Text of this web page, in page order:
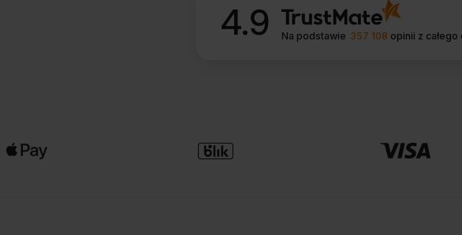
4.9 Na podstawie 357 108 opinii z